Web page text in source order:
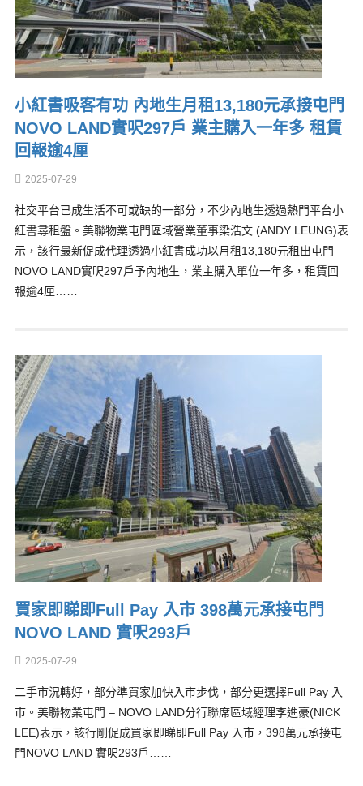
小紅書吸客有功 內地生月租13,180元承接屯門
NOVO LAND實呎297戶 業主購入一年多 租賃
回報逾4厘
2025-07-29
社交平台已成生活不可或缺的一部分，不少內地生透過熱門平台小
紅書尋租盤。美聯物業屯門區域營業董事梁浩文 (ANDY LEUNG)表
示，該行最新促成代理透過小紅書成功以月租13,180元租出屯門
NOVO LAND實呎297戶予內地生，業主購入單位一年多，租賃回
報逾4厘……
買家即睇即Full Pay 入市 398萬元承接屯門
NOVO LAND 實呎293戶
2025-07-29
二手市況轉好，部分準買家加快入市步伐，部分更選擇Full Pay 入
市。美聯物業屯門 – NOVO LAND分行聯席區域經理李進豪(NICK
LEE)表示，該行剛促成買家即睇即Full Pay 入市，398萬元承接屯
門NOVO LAND 實呎293戶……